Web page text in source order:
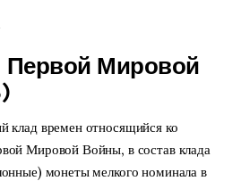
Первой Мировой
клад времен относящийся ко
Мировой Войны, в состав клада
монеты мелкого номинала в